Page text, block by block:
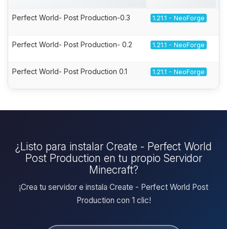
Perfect World- Post Production-0.3 1.21.1 - NeoForge
Perfect World- Post Production- 0.2 1.21.1 - NeoForge
Perfect World- Post Production 0.1 1.21.1 - NeoForge
¿Listo para instalar Create - Perfect World
Post Production en tu propio Servidor
Minecraft?
¡Crea tu servidor e instala Create - Perfect World Post
Production con 1 clic!